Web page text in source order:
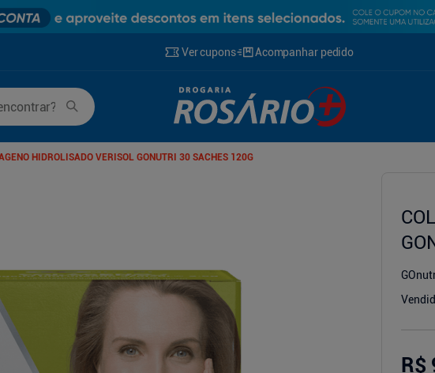
Ver cupons Acompanhar pedido
HIDROLISADO VERISOL GONUTRI 30 SACHES 120G
R$